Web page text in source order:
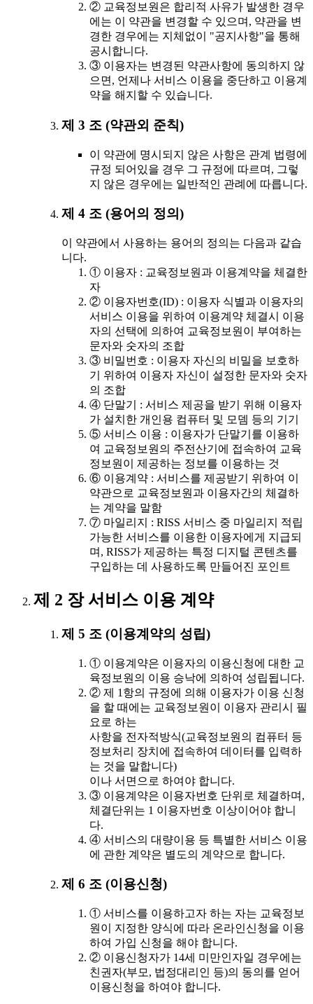
② 교육정보원은 합리적 사유가 발생한 경우
에는 이 약관을 변경할 수 있으며, 약관을 변
경한 경우에는 지체없이 "공지사항"을 통해
공시합니다.
③ 이용자는 변경된 약관사항에 동의하지 않
으면, 언제나 서비스 이용을 중단하고 이용계
약을 해지할 수 있습니다.
제 3 조 (약관외 준칙)
이 약관에 명시되지 않은 사항은 관계 법령에
규정 되어있을 경우 그 규정에 따르며, 그렇
지 않은 경우에는 일반적인 관례에 따릅니다.
제 4 조 (용어의 정의)
이 약관에서 사용하는 용어의 정의는 다음과 같습
니다.
① 이용자 : 교육정보원과 이용계약을 체결한
자
② 이용자번호(ID) : 이용자 식별과 이용자의
서비스 이용을 위하여 이용계약 체결시 이용
자의 선택에 의하여 교육정보원이 부여하는
문자와 숫자의 조합
③ 비밀번호 : 이용자 자신의 비밀을 보호하
기 위하여 이용자 자신이 설정한 문자와 숫자
의 조합
④ 단말기 : 서비스 제공을 받기 위해 이용자
가 설치한 개인용 컴퓨터 및 모뎀 등의 기기
⑤ 서비스 이용 : 이용자가 단말기를 이용하
여 교육정보원의 주전산기에 접속하여 교육
정보원이 제공하는 정보를 이용하는 것
⑥ 이용계약 : 서비스를 제공받기 위하여 이
약관으로 교육정보원과 이용자간의 체결하
는 계약을 말함
⑦ 마일리지 : RISS 서비스 중 마일리지 적립
가능한 서비스를 이용한 이용자에게 지급되
며, RISS가 제공하는 특정 디지털 콘텐츠를
구입하는 데 사용하도록 만들어진 포인트
제 2 장 서비스 이용 계약
제 5 조 (이용계약의 성립)
① 이용계약은 이용자의 이용신청에 대한 교
육정보원의 이용 승낙에 의하여 성립됩니다.
② 제 1항의 규정에 의해 이용자가 이용 신청
을 할 때에는 교육정보원이 이용자 관리시 필
요로 하는
사항을 전자적방식(교육정보원의 컴퓨터 등
정보처리 장치에 접속하여 데이터를 입력하
는 것을 말합니다)
이나 서면으로 하여야 합니다.
③ 이용계약은 이용자번호 단위로 체결하며,
체결단위는 1 이용자번호 이상이어야 합니
다.
④ 서비스의 대량이용 등 특별한 서비스 이용
에 관한 계약은 별도의 계약으로 합니다.
제 6 조 (이용신청)
① 서비스를 이용하고자 하는 자는 교육정보
원이 지정한 양식에 따라 온라인신청을 이용
하여 가입 신청을 해야 합니다.
② 이용신청자가 14세 미만인자일 경우에는
친권자(부모, 법정대리인 등)의 동의를 얻어
이용신청을 하여야 합니다.